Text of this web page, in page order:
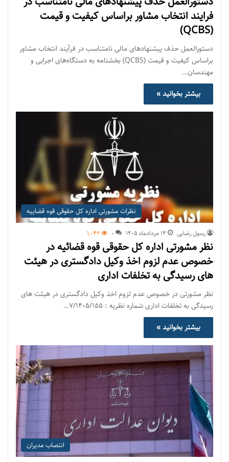
فرايند انتخاب مشاور براساس كيفيت و قيمت
(QCBS)
دستورالعمل حذف پيشنهادهای مالی نامتناسب در فرآيند انتخاب مشاور
براساس كيفيت و قيمت (QCBS) بخشنامه به دستگاه‌های اجرایی و
مهندسان…
بیشتر بخوانید »
نظرات مشورتی اداره کل حقوقی قوه قضاییه
رسول رضایی ۱۴ مرداد‌ماه ۱۴۰۵ 0
1,042
نظر مشورتی اداره کل حقوقی قوه قضائیه در
خصوص عدم لزوم اخذ وکیل دادگستری در هیئت
های رسیدگی به تخلفات اداری
نظر مشورتی در خصوص عدم لزوم اخذ وکیل دادگستری در هیئت های
رسیدگی به تخلفات اداری شماره نظریه : ۷/۱۴۰۵/۱۵۵…
بیشتر بخوانید »
انتصاب مدیران